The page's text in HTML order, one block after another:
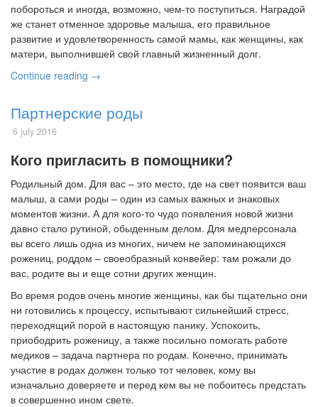
побороться и иногда, возможно, чем-то поступиться. Наградой
же станет отменное здоровье малыша, его правильное
развитие и удовлетворенность самой мамы, как женщины, как
матери, выполнившей свой главный жизненный долг.
Continue reading →
Партнерские роды
6 july 2016
Кого пригласить в помощники?
Родильный дом. Для вас – это место, где на свет появится ваш
малыш, а сами роды – один из самых важных и знаковых
моментов жизни. А для кого-то чудо появления новой жизни
давно стало рутиной, обыденным делом. Для медперсонала
вы всего лишь одна из многих, ничем не запоминающихся
рожениц, роддом – своеобразный конвейер: там рожали до
вас, родите вы и еще сотни других женщин.
Во время родов очень многие женщины, как бы тщательно они
ни готовились к процессу, испытывают сильнейший стресс,
переходящий порой в настоящую панику. Успокоить,
приободрить роженицу, а также посильно помогать работе
медиков – задача партнера по родам. Конечно, принимать
участие в родах должен только тот человек, кому вы
изначально доверяете и перед кем вы не побоитесь предстать
в совершенно ином свете.